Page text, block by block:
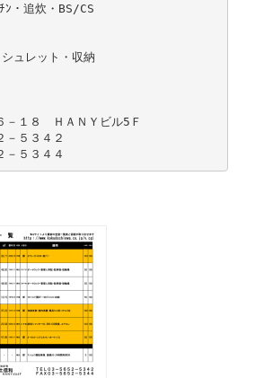
ﾝ・追炊・BS/CS
ュレット・収納
－１８ ＨＡＮＹビル5Ｆ
－５３４２